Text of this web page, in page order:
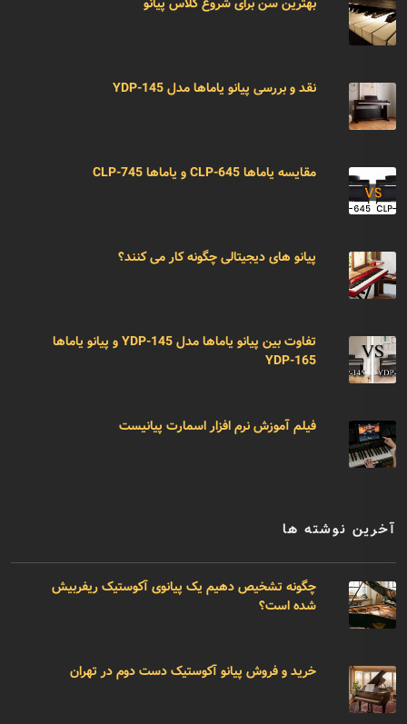
نقد و بررسی پیانو یاماها مدل YDP-145
مقایسه یاماها CLP-645 و یاماها CLP-745
پیانو های دیجیتالی چگونه کار می کنند؟
تفاوت بین پیانو یاماها مدل YDP-145 و پیانو یاماها
YDP-165
فیلم آموزش نرم افزار اسمارت پیانیست
آخرین نوشته ها
چگونه تشخیص دهیم یک پیانوی آکوستیک ریفربیش
شده است؟
خرید و فروش پیانو آکوستیک دست دوم در تهران